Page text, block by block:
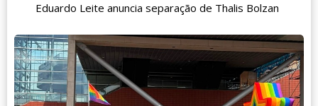
Eduardo Leite anuncia separação de Thalis Bolzan